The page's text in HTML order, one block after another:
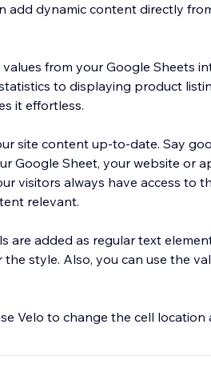
add dynamic content directly
from your Google Sheets
to displaying product
it effortless.
site content up-to-date. Say
Google Sheet, your website or
visitors always have access to
relevant.
are added as regular text
style. Also, you can use the
Velo to change the cell